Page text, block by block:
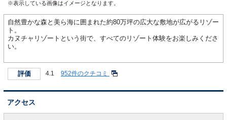
※表示している画像はイメージとなります。
自然豊かな森と美ら海に囲まれた約80万坪の広大な敷地が広がるリゾー
ト。
カヌチャリゾートという街で、すべてのリゾート体験をお楽しみくださ
い。
評価 4.1 952件のクチコミ
アクセス